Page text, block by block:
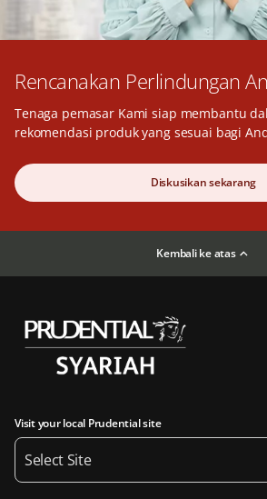
Rencanakan Perlindungan
Tenaga pemasar Kami siap membantu
rekomendasi produk yang sesuai bagi
Diskusikan sekarang
Kembali ke atas
Visit your local Prudential site
Select Site